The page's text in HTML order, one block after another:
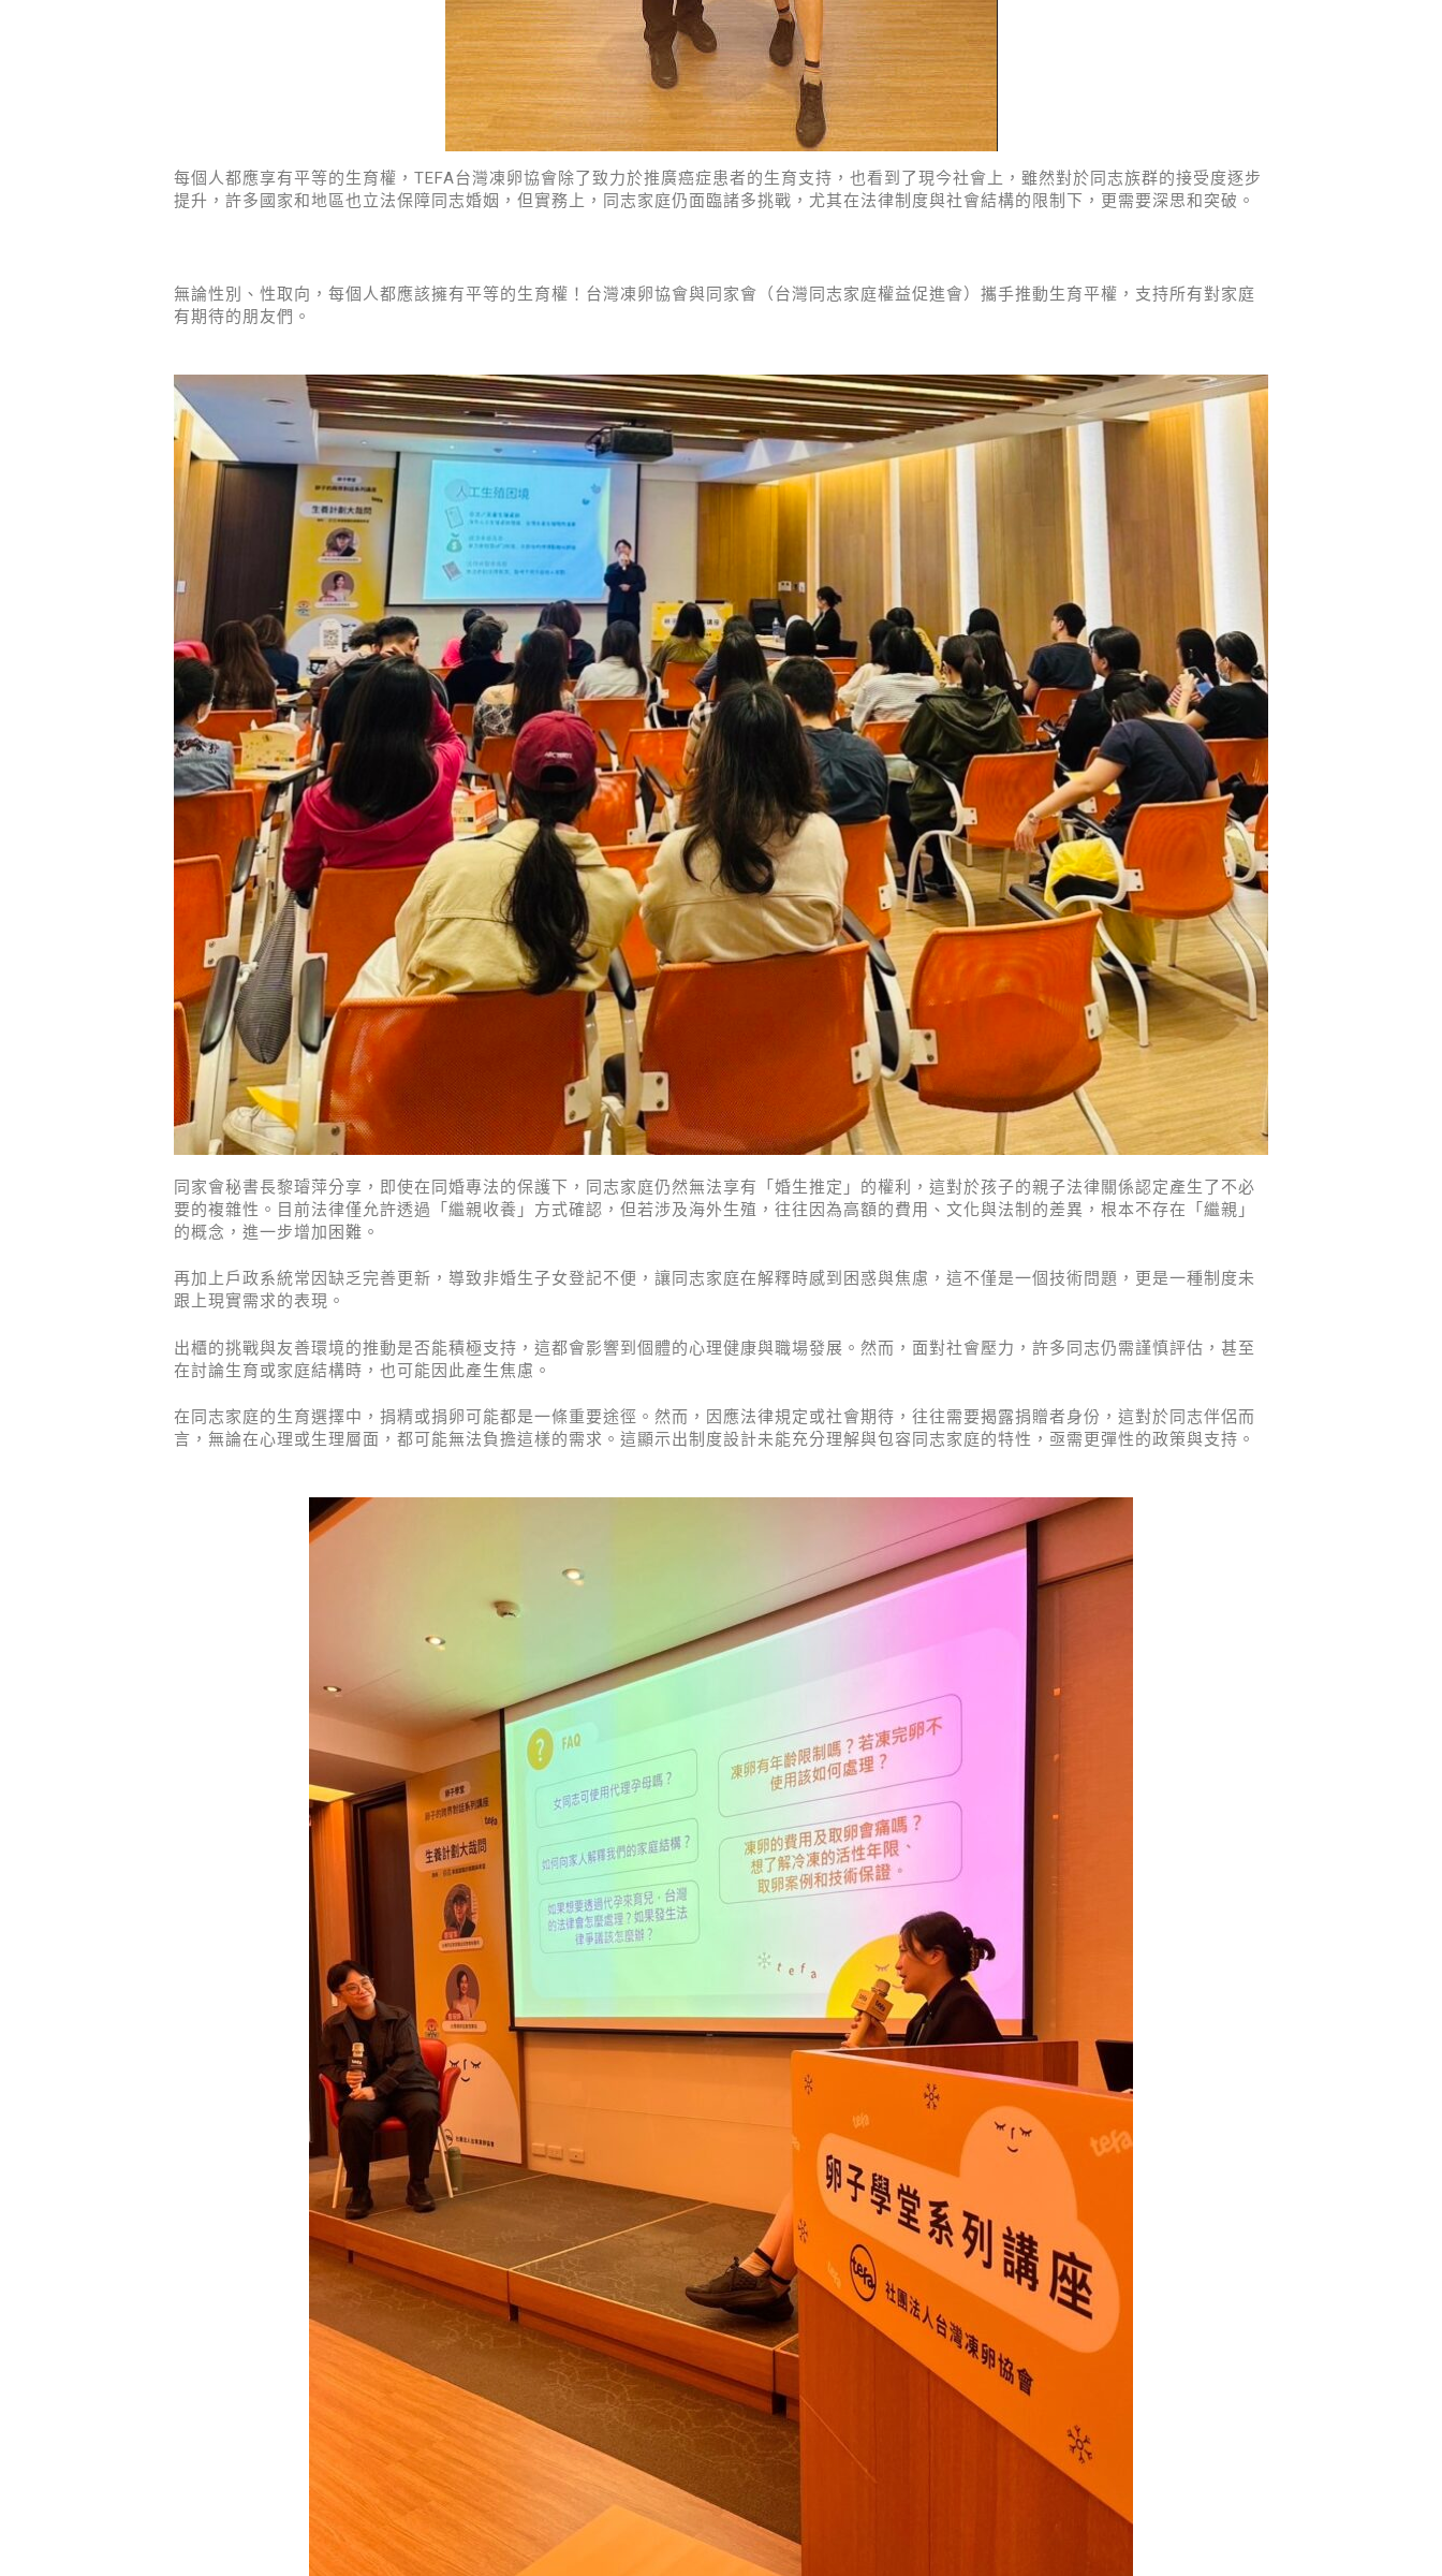
每個人都應享有平等的生育權， TEFA台灣凍卵協會除了致力於推廣癌症患者的生育支持，也看到了現今社會上，雖然對於同志族群的接受度逐步
提升，許多國家和地區也立法保障同志婚姻，但實務上，同志家庭仍面臨諸多挑戰，尤其在法律制度與社會結構的限制下，更需要深思和突破。
無論性別、性取向，每個人都應該擁有平等的生育權！台灣凍卵協會與同家會（台灣同志家庭權益促進會）攜手推動生育平權，支持所有對家庭
有期待的朋友們。
同家會秘書長黎璿萍分享，即使在同婚專法的保護下，同志家庭仍然無法享有「婚生推定」的權利，這對於孩子的親子法律關係認定產生了不必
要的複雜性。目前法律僅允許透過「繼親收養」方式確認，但若涉及海外生殖，往往因為高額的費用、文化與法制的差異，根本不存在「繼親」
的概念，進一步增加困難。
再加上戶政系統常因缺乏完善更新，導致非婚生子女登記不便，讓同志家庭在解釋時感到困惑與焦慮，這不僅是一個技術問題，更是一種制度未
跟上現實需求的表現。
出櫃的挑戰與友善環境的推動是否能積極支持，這都會影響到個體的心理健康與職場發展。然而，面對社會壓力，許多同志仍需謹慎評估，甚至
在討論生育或家庭結構時，也可能因此產生焦慮。
在同志家庭的生育選擇中，捐精或捐卵可能都是一條重要途徑。然而，因應法律規定或社會期待，往往需要揭露捐贈者身份，這對於同志伴侶而
言，無論在心理或生理層面，都可能無法負擔這樣的需求。這顯示出制度設計未能充分理解與包容同志家庭的特性，亟需更彈性的政策與支持。